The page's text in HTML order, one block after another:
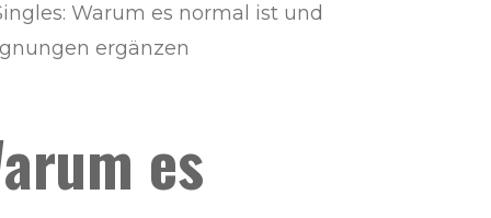
Warum es normal ist und
ergänzen
es